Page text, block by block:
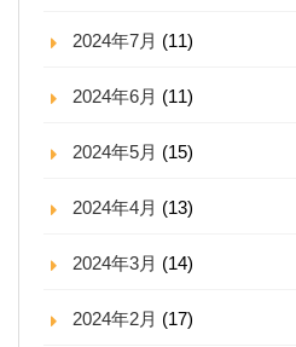
2024年7月 (11)
2024年6月 (11)
2024年5月 (15)
2024年4月 (13)
2024年3月 (14)
2024年2月 (17)